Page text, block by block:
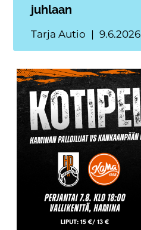
juhlaan
Tarja Autio 9.6.2026